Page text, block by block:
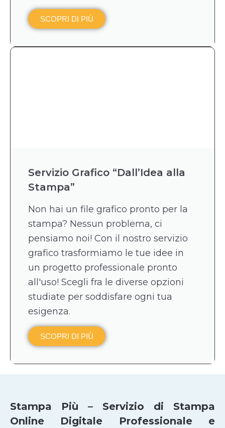
SCOPRI DI PIÙ
Servizio Grafico “Dall’Idea alla
Stampa”
Non hai un file grafico pronto per la
stampa? Nessun problema, ci
pensiamo noi! Con il nostro servizio
grafico trasformiamo le tue idee in
un progetto professionale pronto
all'uso! Scegli fra le diverse opzioni
studiate per soddisfare ogni tua
esigenza.
SCOPRI DI PIÙ
Stampa Più – Servizio di Stampa
Online Digitale Professionale e